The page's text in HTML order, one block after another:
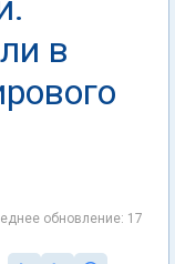
в
обновление: 17